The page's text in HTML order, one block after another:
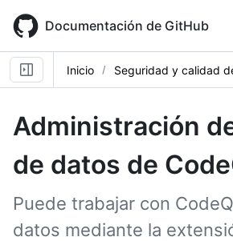
main
content
Documentación de GitHub
Inicio Seguridad y calidad
Administración
de datos de
Puede trabajar con
datos mediante la